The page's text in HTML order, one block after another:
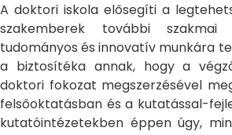
A doktori iskola elősegíti a
szakemberek további szakmai
tudományos és innovatív munkára
a biztosítéka annak, hogy a
doktori fokozat megszerzésével
felsőoktatásban és a kutatással-
kutatóintézetekben éppen úgy,